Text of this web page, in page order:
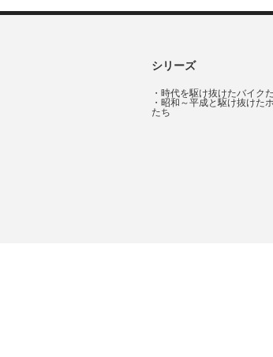
シリーズ
・ 時代を駆け抜けたバイク
・ 昭和～平成と駆け抜けた
たち